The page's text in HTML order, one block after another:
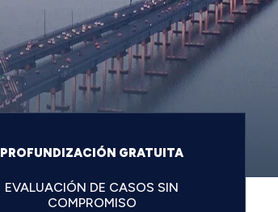
PROFUNDIZACIÓN GRATUITA
EVALUACIÓN DE CASOS SIN
COMPROMISO